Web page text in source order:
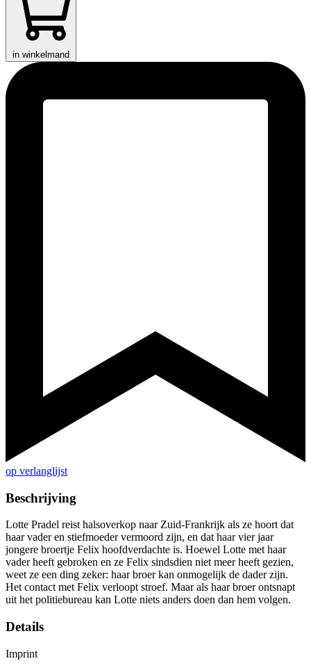
in winkelmand
op verlanglijst
Beschrijving
Lotte Pradel reist halsoverkop naar Zuid-Frankrijk als ze hoort dat
haar vader en stiefmoeder vermoord zijn, en dat haar vier jaar
jongere broertje Felix hoofdverdachte is. Hoewel Lotte met haar
vader heeft gebroken en ze Felix sindsdien niet meer heeft gezien,
weet ze een ding zeker: haar broer kan onmogelijk de dader zijn.
Het contact met Felix verloopt stroef. Maar als haar broer ontsnapt
uit het politiebureau kan Lotte niets anders doen dan hem volgen.
Details
Imprint